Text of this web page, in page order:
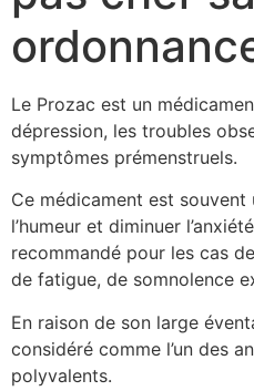
Le Prozac est un
dépression, les troubles
symptômes prémenstruels.
Ce médicament est
l’humeur et diminuer
recommandé pour les cas
de fatigue, de somnolence
En raison de son large
considéré comme l’un des
polyvalents.